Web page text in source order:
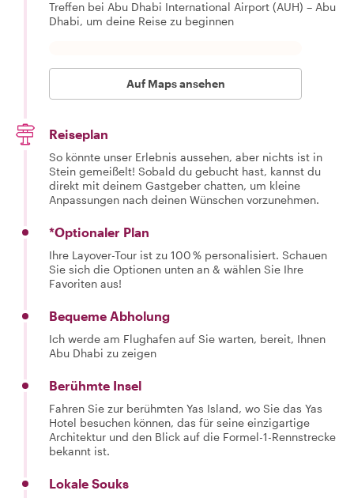
Treffen bei Abu Dhabi International Airport (AUH) – Abu
Dhabi, um deine Reise zu beginnen
Auf Maps ansehen
Reiseplan
So könnte unser Erlebnis aussehen, aber nichts ist in
Stein gemeißelt! Sobald du gebucht hast, kannst du
direkt mit deinem Gastgeber chatten, um kleine
Anpassungen nach deinen Wünschen vorzunehmen.
*Optionaler Plan
Ihre Layover-Tour ist zu 100 % personalisiert. Schauen
Sie sich die Optionen unten an & wählen Sie Ihre
Favoriten aus!
Bequeme Abholung
Ich werde am Flughafen auf Sie warten, bereit, Ihnen
Abu Dhabi zu zeigen
Berühmte Insel
Fahren Sie zur berühmten Yas Island, wo Sie das Yas
Hotel besuchen können, das für seine einzigartige
Architektur und den Blick auf die Formel-1-Rennstrecke
bekannt ist.
Lokale Souks